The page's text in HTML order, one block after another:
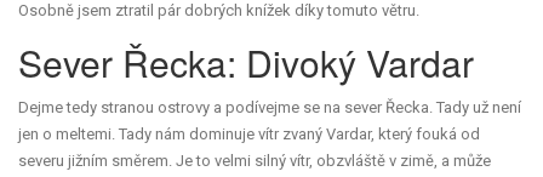
Osobně jsem ztratil pár dobrých knížek díky tomuto větru.
Sever Řecka: Divoký Vardar
Dejme tedy stranou ostrovy a podívejme se na sever Řecka. Tady už není
jen o meltemi. Tady nám dominuje vítr zvaný Vardar, který fouká od
severu jižním směrem. Je to velmi silný vítr, obzvláště v zimě, a může